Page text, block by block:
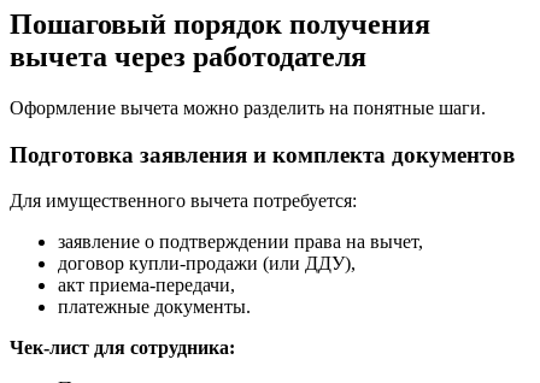
Пошаговый порядок получения
вычета через работодателя
Оформление вычета можно разделить на понятные шаги.
Подготовка заявления и комплекта документов
Для имущественного вычета потребуется:
заявление о подтверждении права на вычет,
договор купли-продажи (или ДДУ),
акт приема-передачи,
платежные документы.
Чек-лист для сотрудника: